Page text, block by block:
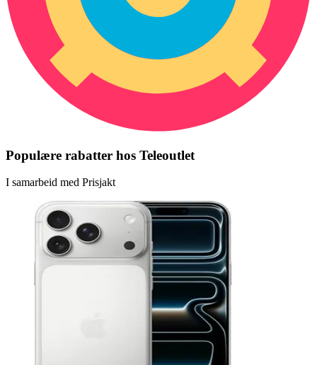
Populære rabatter hos Teleoutlet
I samarbeid med Prisjakt